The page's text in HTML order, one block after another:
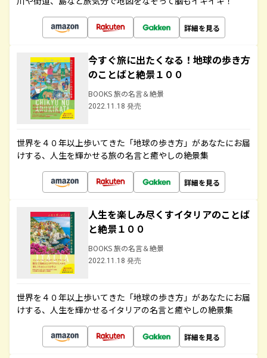
詳細を見る
今すぐ旅に出たくなる！地球の歩き方
のことばと絶景１００
BOOKS 旅の名言＆絶景
2022.11.18 発売
世界を４０年以上歩いてきた「地球の歩き方」があなたにお届
けする、人生を輝かせる旅の名言と癒やしの絶景集
詳細を見る
人生を楽しみ尽くすイタリアのことば
と絶景１００
BOOKS 旅の名言＆絶景
2022.11.18 発売
世界を４０年以上歩いてきた「地球の歩き方」があなたにお届
けする、人生を輝かせるイタリアの名言と癒やしの絶景集
詳細を見る